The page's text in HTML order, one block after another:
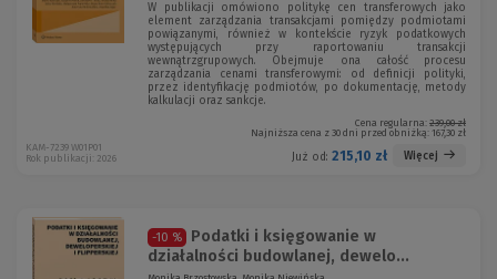
W publikacji omówiono politykę cen transferowych jako
element zarządzania transakcjami pomiędzy podmiotami
powiązanymi, również w kontekście ryzyk podatkowych
występujących przy raportowaniu transakcji
wewnątrzgrupowych. Obejmuje ona całość procesu
zarządzania cenami transferowymi: od definicji polityki,
przez identyfikację podmiotów, po dokumentację, metody
kalkulacji oraz sankcje.
Cena regularna: 239,00 zł
Najniższa cena z 30 dni przed obniżką: 167,30 zł
Już od: 215,10 zł Więcej
KAM-7239 W01P01
Rok publikacji: 2026
-10 %
Podatki i księgowanie w
działalności budowlanej, dewelo...